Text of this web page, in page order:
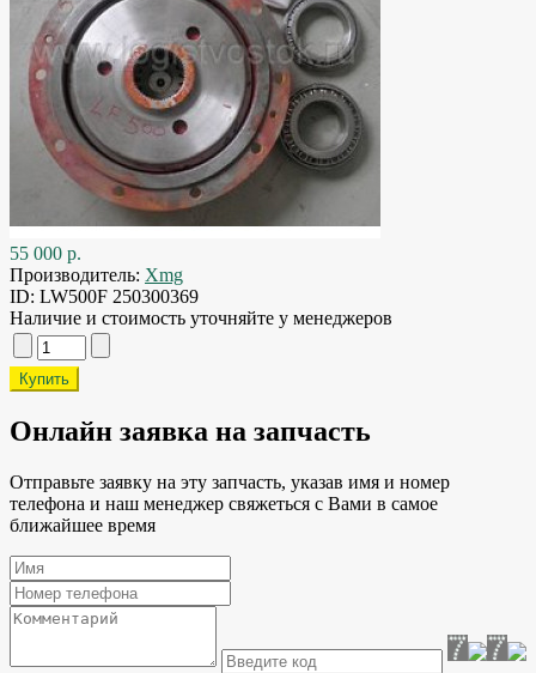
55 000 р.
Производитель: Xmg
ID: LW500F 250300369
Наличие и стоимость уточняйте у менеджеров
Онлайн заявка на запчасть
Отправьте заявку на эту запчасть, указав имя и номер
телефона и наш менеджер свяжеться с Вами в самое
ближайшее время